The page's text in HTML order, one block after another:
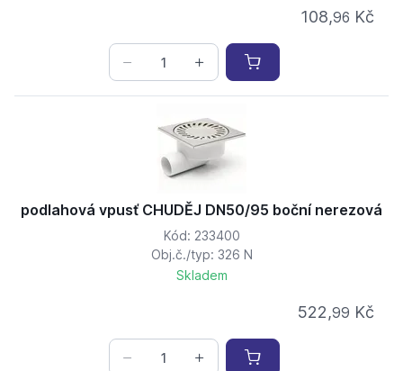
108,96 Kč
podlahová vpusť CHUDĚJ DN50/95 boční nerezová
Kód: 233400
Obj.č./typ: 326 N
Skladem
522,99 Kč